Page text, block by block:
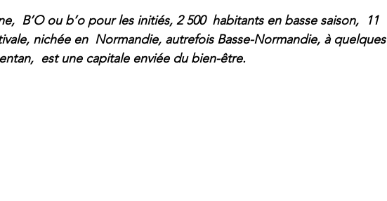
B’O ou b’o pour les initiés, 2 500  habitants en basse saison,  11
nichée en  Normandie, autrefois Basse-Normandie, à quelques
est une capitale enviée du bien-être.